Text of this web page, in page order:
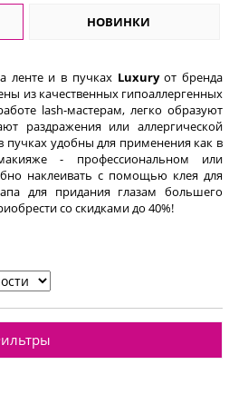
НОВИНКИ
ленте и в пучках Luxuryот бренда
из качественных гипоаллергенных
lash-мастерам, легко образуют
раздражения или аллергической
пучках удобны для применения как в
- профессиональном или
наклеивать с помощью клея для
для придания глазам большего
со скидками до 40%!